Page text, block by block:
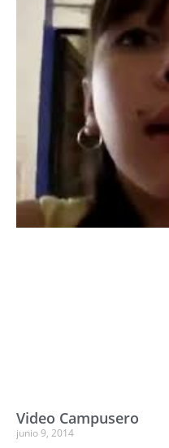
Video Campusero
junio 9, 2014